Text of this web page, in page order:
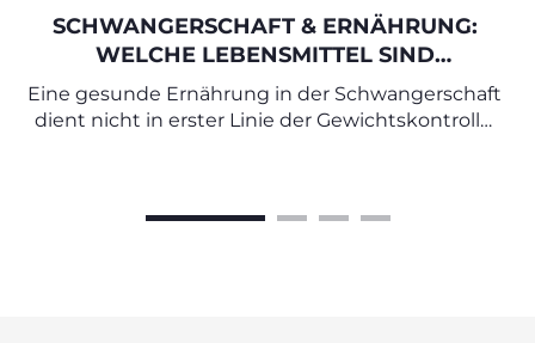
SCHWANGERSCHAFT & ERNÄHRUNG:
WELCHE LEBENSMITTEL SIND
EMPFEHLENSWERT UND WELCHE
SOLLTEN SIE MEIDEN?
Eine gesunde Ernährung in der Schwangerschaft
dient nicht in erster Linie der Gewichtskontrolle,